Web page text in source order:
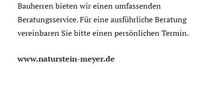
Bauherren bieten wir einen umfassenden
Beratungsservice. Für eine ausführliche Beratung
vereinbaren Sie bitte einen persönlichen Termin.
www.naturstein-meyer.de